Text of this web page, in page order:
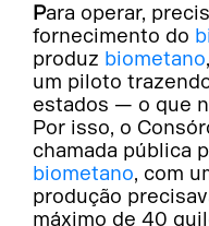
Para operar, precisamos garantir o
fornecimento do
produz biometano
um piloto
estados — o que
Por isso, o
chamada pública
biometano, com
produção
máximo de 40